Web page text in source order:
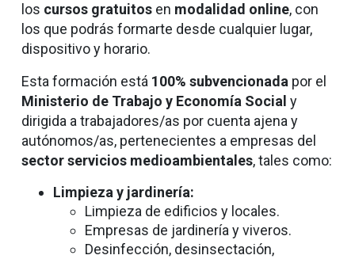
los cursos gratuitosen modalidad online, con
los que podrás formarte desde cualquier lugar,
dispositivo y horario.
Esta formación está 100% subvencionada por el
Ministerio de Trabajo y Economía Social y
dirigida a trabajadores/as por cuenta ajena y
autónomos/as, pertenecientes a empresas del
sector servicios medioambientales, tales como:
Limpieza y jardinería:
Limpieza de edificios y locales.
Empresas de jardinería y viveros.
Desinfección, desinsectación,